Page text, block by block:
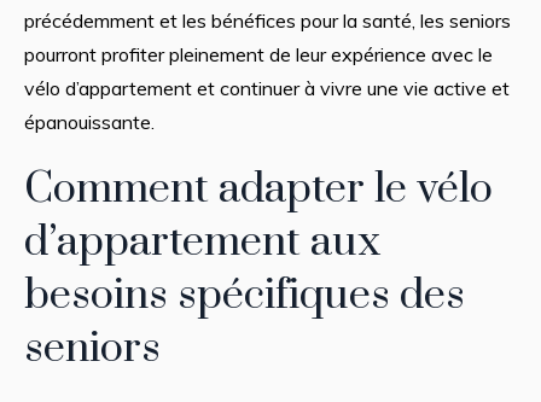
précédemment et les bénéfices pour la santé, les seniors
pourront profiter pleinement de leur expérience avec le
vélo d’appartement et continuer à vivre une vie active et
épanouissante.
Comment adapter le vélo
d’appartement aux
besoins spécifiques des
seniors